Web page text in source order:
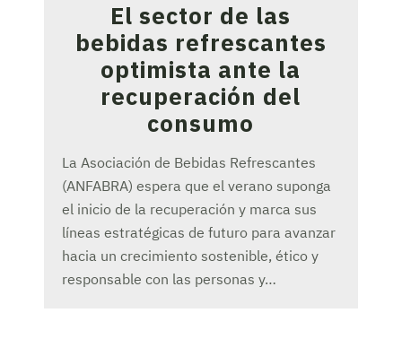
El sector de las
bebidas refrescantes
optimista ante la
recuperación del
consumo
La Asociación de Bebidas Refrescantes
(ANFABRA) espera que el verano suponga
el inicio de la recuperación y marca sus
líneas estratégicas de futuro para avanzar
hacia un crecimiento sostenible, ético y
responsable con las personas y…